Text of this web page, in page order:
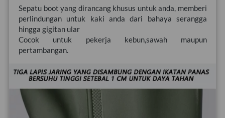
Sepatu boot yang dirancang khusus untuk anda, memberi
perlindungan untuk kaki anda dari bahaya serangga
hingga gigitan ular
Cocok untuk pekerja kebun,sawah maupun
pertambangan.